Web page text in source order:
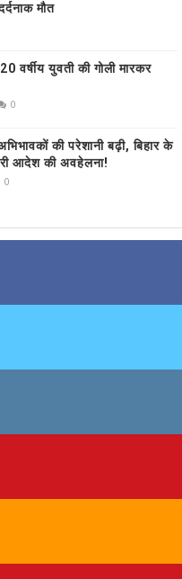
मौत
वर्षीय युवती की गोली मारकर
0
की परेशानी बढ़ी, बिहार के
आदेश की अवहेलना!
0